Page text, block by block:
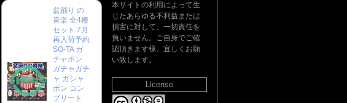
盆踊り の
音楽 全4種
セット 7月
再入荷予約
SO-TA ガ
チャポン
ガチャガチ
ャ ガシャ
ポン コン
プリート
本サイトの利用によって生
じたあらゆる不利益または
損害に対して、一切責任を
負いません。ご自身でご確
認頂きます様、宜しくお願
い致します。
License